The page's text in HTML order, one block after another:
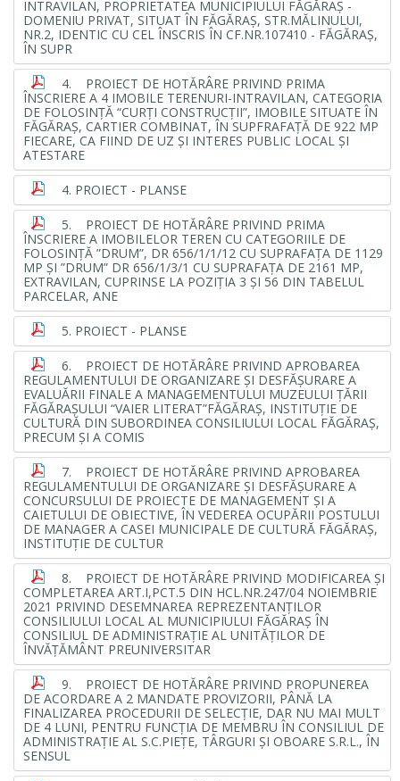
INTRAVILAN, PROPRIETATEA MUNICIPIULUI FĂGĂRAŞ -
DOMENIU PRIVAT, SITUAT ÎN FĂGĂRAŞ, STR.MĂLINULUI,
NR.2, IDENTIC CU CEL ÎNSCRIS ÎN CF.NR.107410 - FĂGĂRAŞ,
ÎN SUPR
4. PROIECT DE HOTĂRÂRE PRIVIND PRIMA
ÎNSCRIERE A 4 IMOBILE TERENURI-INTRAVILAN, CATEGORIA
DE FOLOSINŢĂ “CURŢI CONSTRUCŢII”, IMOBILE SITUATE ÎN
FĂGĂRAŞ, CARTIER COMBINAT, ÎN SUPFRAFAŢĂ DE 922 MP
FIECARE, CA FIIND DE UZ ŞI INTERES PUBLIC LOCAL ŞI
ATESTARE
4. PROIECT - PLANSE
5. PROIECT DE HOTĂRÂRE PRIVIND PRIMA
ÎNSCRIERE A IMOBILELOR TEREN CU CATEGORIILE DE
FOLOSINŢĂ ”DRUM”, DR 656/1/1/12 CU SUPRAFAŢA DE 1129
MP ŞI ”DRUM” DR 656/1/3/1 CU SUPRAFAŢA DE 2161 MP,
EXTRAVILAN, CUPRINSE LA POZIŢIA 3 ŞI 56 DIN TABELUL
PARCELAR, ANE
5. PROIECT - PLANSE
6. PROIECT DE HOTĂRÂRE PRIVIND APROBAREA
REGULAMENTULUI DE ORGANIZARE ŞI DESFĂŞURARE A
EVALUĂRII FINALE A MANAGEMENTULUI MUZEULUI ŢĂRII
FĂGĂRAŞULUI “VAIER LITERAT”FĂGĂRAŞ, INSTITUŢIE DE
CULTURĂ DIN SUBORDINEA CONSILIULUI LOCAL FĂGĂRAŞ,
PRECUM ŞI A COMIS
7. PROIECT DE HOTĂRÂRE PRIVIND APROBAREA
REGULAMENTULUI DE ORGANIZARE ŞI DESFĂŞURARE A
CONCURSULUI DE PROIECTE DE MANAGEMENT ŞI A
CAIETULUI DE OBIECTIVE, ÎN VEDEREA OCUPĂRII POSTULUI
DE MANAGER A CASEI MUNICIPALE DE CULTURĂ FĂGĂRAŞ,
INSTITUŢIE DE CULTUR
8. PROIECT DE HOTĂRÂRE PRIVIND MODIFICAREA ŞI
COMPLETAREA ART.I,PCT.5 DIN HCL.NR.247/04 NOIEMBRIE
2021 PRIVIND DESEMNAREA REPREZENTANŢILOR
CONSILIULUI LOCAL AL MUNICIPIULUI FĂGĂRAŞ ÎN
CONSILIUL DE ADMINISTRAŢIE AL UNITĂŢILOR DE
ÎNVĂŢĂMÂNT PREUNIVERSITAR
9. PROIECT DE HOTĂRÂRE PRIVIND PROPUNEREA
DE ACORDARE A 2 MANDATE PROVIZORII, PÂNĂ LA
FINALIZAREA PROCEDURII DE SELECŢIE, DAR NU MAI MULT
DE 4 LUNI, PENTRU FUNCŢIA DE MEMBRU ÎN CONSILIUL DE
ADMINISTRAŢIE AL S.C.PIEŢE, TÂRGURI ŞI OBOARE S.R.L., ÎN
SENSUL